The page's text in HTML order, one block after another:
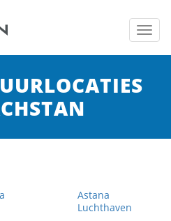
Astana
Luchthaven